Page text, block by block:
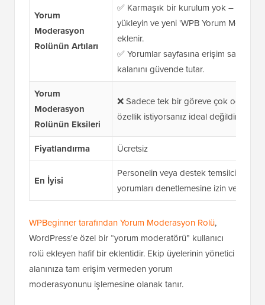
Yorum
Moderasyon
Rolünün Artıları
✅ Karmaşık bir kurulum yok –
yükleyin ve yeni 'WPB Yorum
eklenir.
✅ Yorumlar sayfasına erişim sağlar,
kalanını güvende tutar.
Yorum
Moderasyon
Rolünün Eksileri
❌ Sadece tek bir göreve çok
özellik istiyorsanız ideal değildir.
Fiyatlandırma Ücretsiz
En İyisi
Personelin veya destek temsilcilerinin
yorumları denetlemesine izin vermek
WPBeginner tarafından Yorum Moderasyon Rolü,
WordPress'e özel bir “yorum moderatörü” kullanıcı
rolü ekleyen hafif bir eklentidir. Ekip üyelerinin yönetici
alanınıza tam erişim vermeden yorum
moderasyonunu işlemesine olanak tanır.